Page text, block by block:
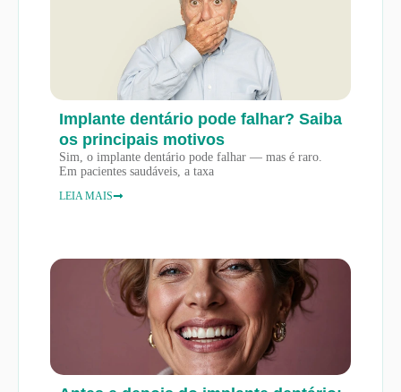
Implante dentário pode falhar? Saiba
os principais motivos
Sim, o implante dentário pode falhar — mas é raro.
Em pacientes saudáveis, a taxa
LEIA MAIS